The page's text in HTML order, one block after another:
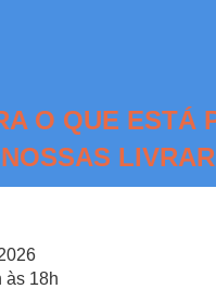
O QUE ESTÁ
NOSSAS
às 18h